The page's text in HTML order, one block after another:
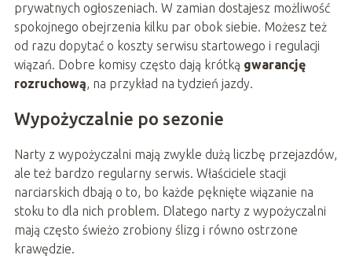
prywatnych ogłoszeniach. W zamian dostajesz możliwość
spokojnego obejrzenia kilku par obok siebie. Możesz też
od razu dopytać o koszty serwisu startowego i regulacji
wiązań. Dobre komisy często dają krótką gwarancję
rozruchową, na przykład na tydzień jazdy.
Wypożyczalnie po sezonie
Narty z wypożyczalni mają zwykle dużą liczbę przejazdów,
ale też bardzo regularny serwis. Właściciele stacji
narciarskich dbają o to, bo każde pęknięte wiązanie na
stoku to dla nich problem. Dlatego narty z wypożyczalni
mają często świeżo zrobiony ślizg i równo ostrzone
krawędzie.